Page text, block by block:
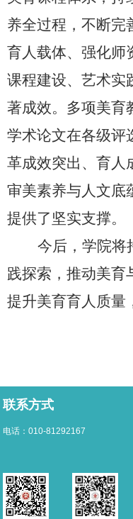
养全过程，不断完
育人载体、强化师
课程建设、艺术实
著成效。多项美育
学术论文在各级评
革成效突出、育人
审美素养与人文底
提供了坚实支撑。
今后，学院将
践探索，推动美育
提升美育育人质量
联系方式
电话：010-81292167